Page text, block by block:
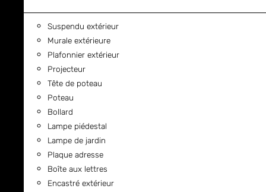
Suspendu extérieur
Murale extérieure
Plafonnier extérieur
Projecteur
Tête de poteau
Poteau
Bollard
Lampe piédestal
Lampe de jardin
Plaque adresse
Boîte aux lettres
Encastré extérieur